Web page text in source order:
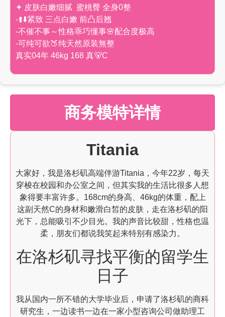
✦ 皮肤白嫩细腻 蜜桃臀 全身0整
-⬆️⬇️紧致 三点白嫩 前凸后翘
-不催不事～性格乖巧懂事🌸配合度极高
-可纯可欲🍑纯天然原装無整
真实04年 46kg 168 真🐻C
商务模特详情
Titania
大家好，我是洛杉矶高端伴游Titania，今年22岁，每天
穿梭在校园和办公室之间，但其实我的生活比很多人想
象得要丰富许多。168cm的身高、46kg的体重，配上
这副天然C的身材和嫩滑白皙的皮肤，走在洛杉矶的阳
光下，总能吸引不少目光。我的声音比较甜，性格也温
柔，朋友们都说我笑起来特别有感染力。
在洛杉矶寻找平衡的留学生
日子
我从国内一所不错的大学毕业后，申请了洛杉矶的商科
研究生，一边读书一边在一家小型咨询公司做助理工